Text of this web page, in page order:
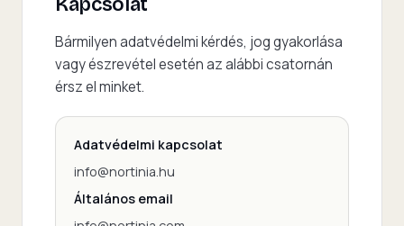
Bármilyen adatvédelmi kérdés, jog gyakorlása
vagy észrevétel esetén az alábbi csatornán
érsz el minket.
Adatvédelmi kapcsolat
info@nortinia.hu
Általános email